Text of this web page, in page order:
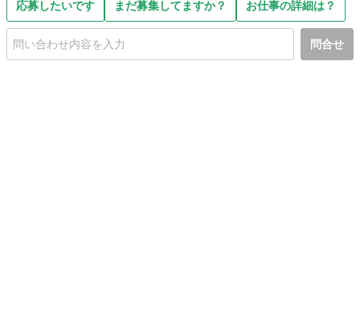
応募したいです まだ募集してますか？ お仕事の詳細は？
問合せ